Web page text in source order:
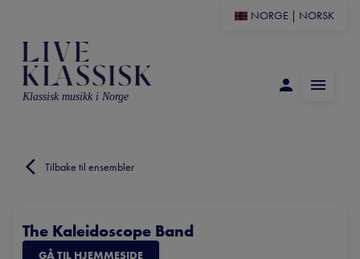
NORGE NORSK
Klassisk musikk i Norge
Tilbake til ensembler
The Kaleidoscope Band
GÅ TIL HJEMMESIDE